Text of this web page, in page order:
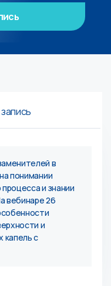
в
понимании
и знании
вебинаре 26
и
капель с